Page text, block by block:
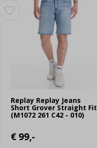
Replay Replay Jeans
Short Grover Straight Fit
(M1072 261 C42 - 010)
€ 99,-